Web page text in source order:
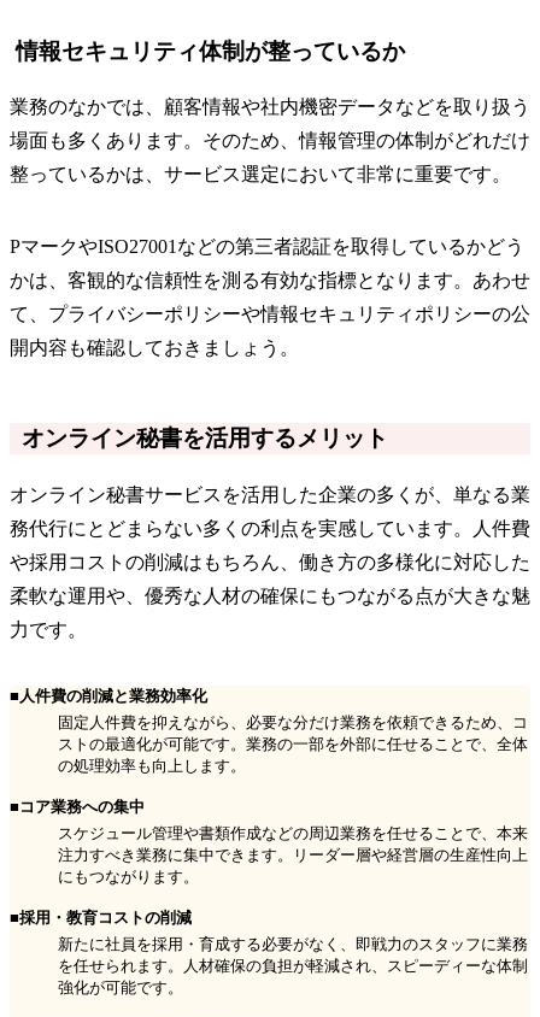
情報セキュリティ体制が整っているか
業務のなかでは、顧客情報や社内機密データなどを取り扱う
場面も多くあります。そのため、情報管理の体制がどれだけ
整っているかは、サービス選定において非常に重要です。
PマークやISO27001などの第三者認証を取得しているかどう
かは、客観的な信頼性を測る有効な指標となります。あわせ
て、プライバシーポリシーや情報セキュリティポリシーの公
開内容も確認しておきましょう。
オンライン秘書を活用するメリット
オンライン秘書サービスを活用した企業の多くが、単なる業
務代行にとどまらない多くの利点を実感しています。人件費
や採用コストの削減はもちろん、働き方の多様化に対応した
柔軟な運用や、優秀な人材の確保にもつながる点が大きな魅
力です。
■人件費の削減と業務効率化
固定人件費を抑えながら、必要な分だけ業務を依頼できるため、コ
ストの最適化が可能です。業務の一部を外部に任せることで、全体
の処理効率も向上します。
■コア業務への集中
スケジュール管理や書類作成などの周辺業務を任せることで、本来
注力すべき業務に集中できます。リーダー層や経営層の生産性向上
にもつながります。
■採用・教育コストの削減
新たに社員を採用・育成する必要がなく、即戦力のスタッフに業務
を任せられます。人材確保の負担が軽減され、スピーディーな体制
強化が可能です。